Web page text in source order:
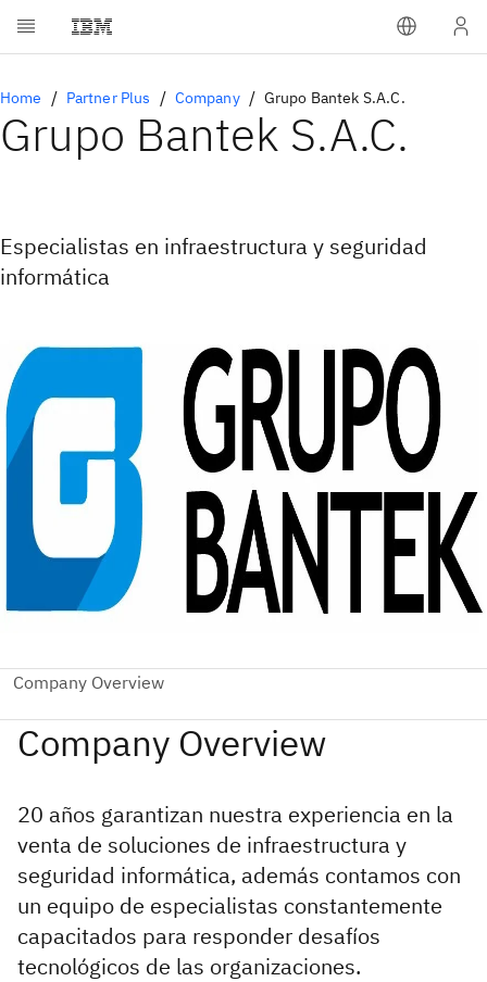
Home Partner Plus Company Grupo Bantek S.A.C.
Grupo Bantek S.A.C.
Especialistas en infraestructura y seguridad
informática
20 años garantizan nuestra experiencia en la
venta de soluciones de infraestructura y
seguridad informática, además contamos con
un equipo de especialistas constantemente
capacitados para responder desafíos
tecnológicos de las organizaciones.